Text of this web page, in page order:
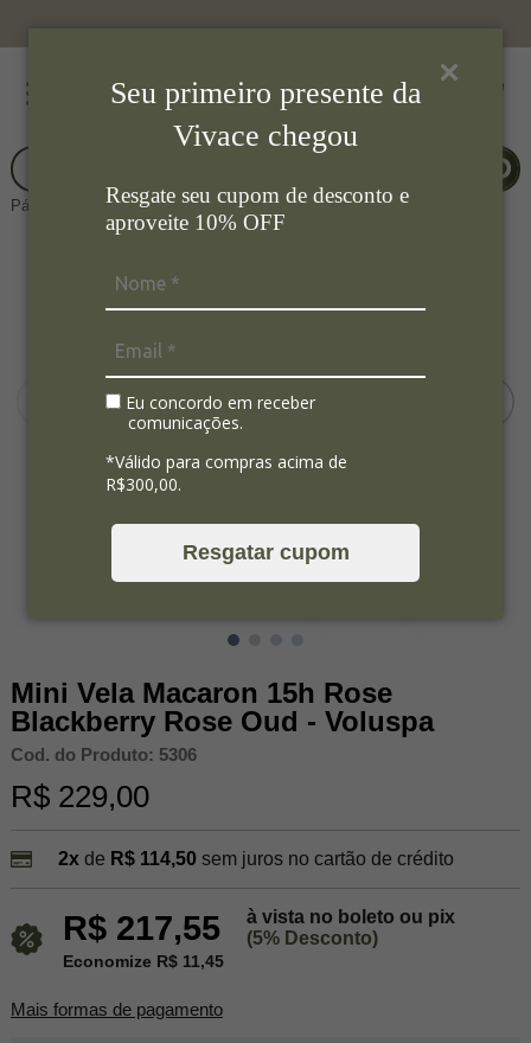
Seu primeiro presente da
Vivace chegou
Resgate seu cupom de desconto e
aproveite 10% OFF
Eu concordo em receber
comunicações.
*Válido para compras acima de
R$300,00.
Resgatar cupom
Página Inicial Aromas Velas
Mini Vela Macaron 15h Rose
Blackberry Rose Oud - Voluspa
Cod. do Produto: 5306
R$ 229,00
2xde R$ 114,50 sem juros no cartão de crédito
R$ 217,55
à vista no boleto ou pix
(5% Desconto)
Economize R$ 11,45
Mais formas de pagamento